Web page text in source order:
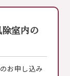
室内の
お申し込み